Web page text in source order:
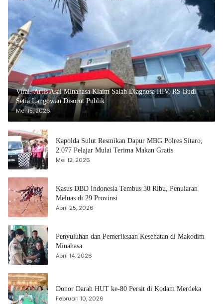
Viral! Artis Asal Minahasa Klaim Salah Diagnosa HIV, RS Budi
Setia Langowan Disorot Publik
Mei 15, 2026
Kapolda Sulut Resmikan Dapur MBG Polres Sitaro,
2.077 Pelajar Mulai Terima Makan Gratis
Mei 12, 2026
Kasus DBD Indonesia Tembus 30 Ribu, Penularan
Meluas di 29 Provinsi
April 25, 2026
Penyuluhan dan Pemeriksaan Kesehatan di Makodim
Minahasa
April 14, 2026
Donor Darah HUT ke-80 Persit di Kodam Merdeka
Februari 10, 2026